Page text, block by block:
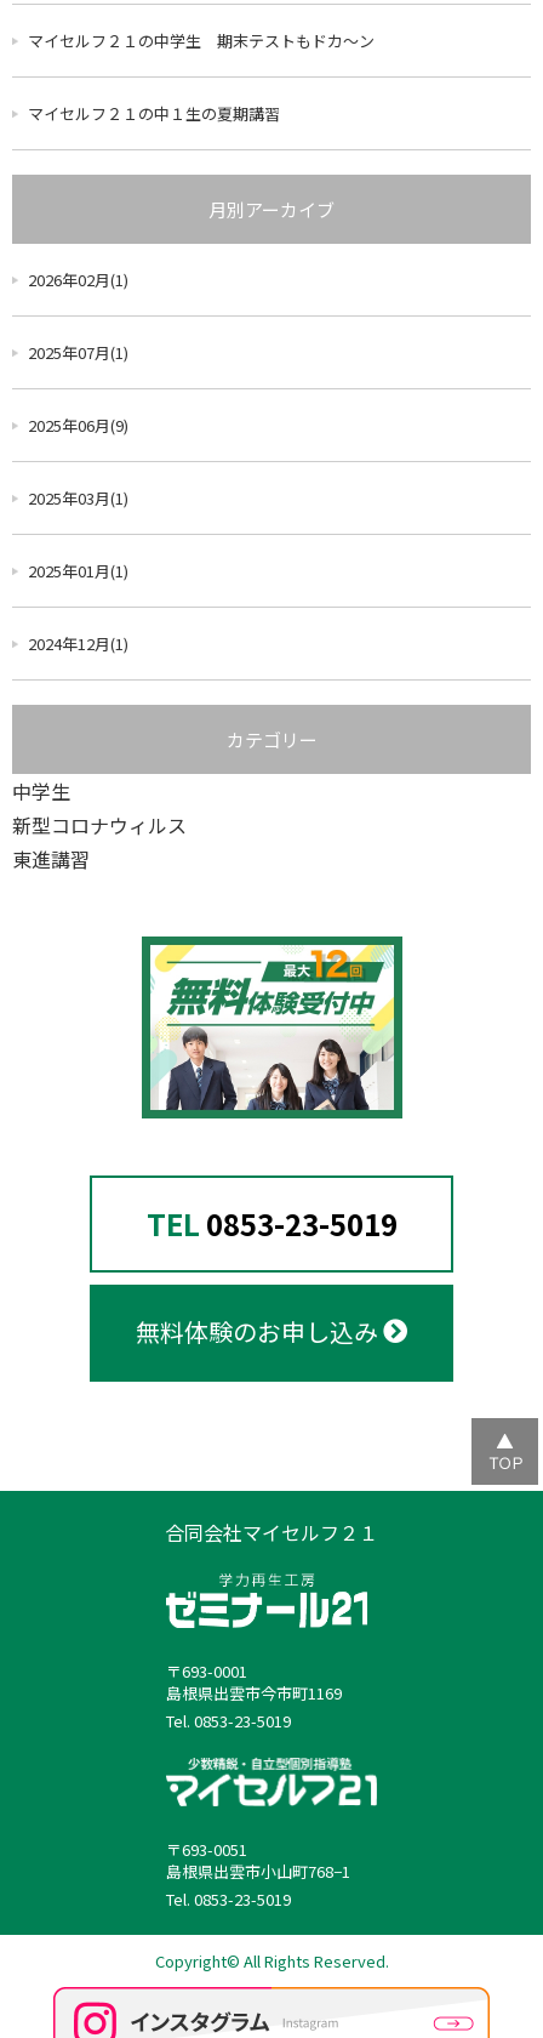
マイセルフ２１の中学生 期末テストもドカ～ン
マイセルフ２１の中１生の夏期講習
月別アーカイブ
2026年02月(1)
2025年07月(1)
2025年06月(9)
2025年03月(1)
2025年01月(1)
2024年12月(1)
カテゴリー
中学生
新型コロナウィルス
東進講習
TEL 0853-23-5019
無料体験のお申し込み
合同会社マイセルフ２１
〒693-0001
島根県出雲市今市町1169
Tel. 0853-23-5019
〒693-0051
島根県出雲市小山町768−1
Tel. 0853-23-5019
Copyright© All Rights Reserved.